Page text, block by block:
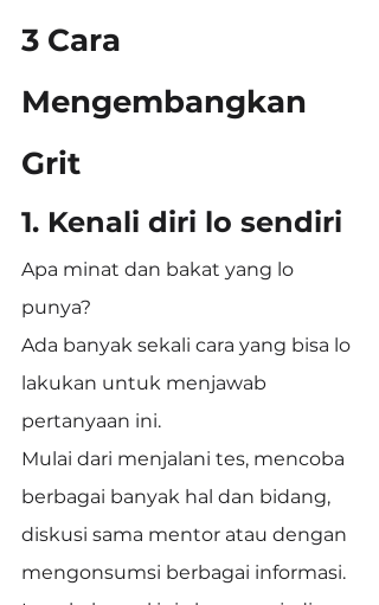
3 Cara
Mengembangkan
Grit
1. Kenali diri lo sendiri
Apa minat dan bakat yang lo
punya?
Ada banyak sekali cara yang bisa lo
lakukan untuk menjawab
pertanyaan ini.
Mulai dari menjalani tes, mencoba
berbagai banyak hal dan bidang,
diskusi sama mentor atau dengan
mengonsumsi berbagai informasi.